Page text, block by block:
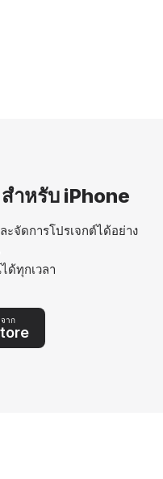
ำหรับ iPhone
ะจัดการโปรเจกต์ได้อย่าง
ด้ทุกเวลา
าก